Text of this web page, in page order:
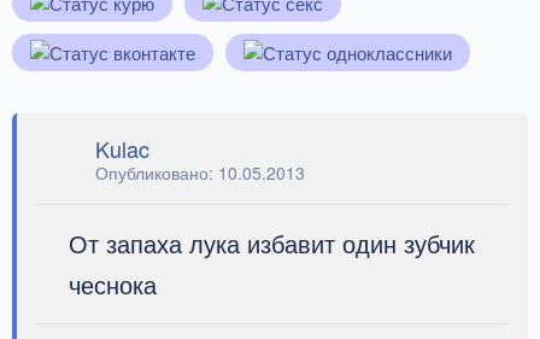
Kulac
Опубликовано: 10.05.2013
От запаха лука избавит один зубчик
чеснока